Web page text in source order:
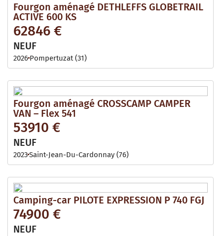
Fourgon aménagé DETHLEFFS GLOBETRAIL
ACTIVE 600 KS
62846 €
NEUF
2026 Pompertuzat (31)
Fourgon aménagé CROSSCAMP CAMPER
VAN – Flex 541
53910 €
NEUF
2023Saint-Jean-Du-Cardonnay (76)
Camping-car PILOTE EXPRESSION P 740 FGJ
74900 €
NEUF